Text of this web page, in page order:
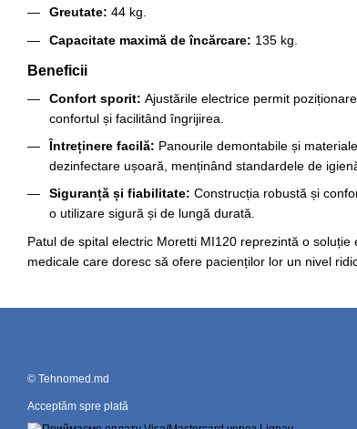
Greutate: 44 kg.
Capacitate maximă de încărcare: 135 kg.
Beneficii
Confort sporit: Ajustările electrice permit
confortul și facilitând îngrijirea.
Întreținere facilă: Panourile demontabile și
dezinfectare ușoară, menținând standardele de
Siguranță și fiabilitate: Construcția robustă și
o utilizare sigură și de lungă durată.
Patul de spital electric Moretti MI120 reprezintă o
medicale care doresc să ofere pacienților lor un nivel
© Tehnomed.md
Acceptăm spre plată